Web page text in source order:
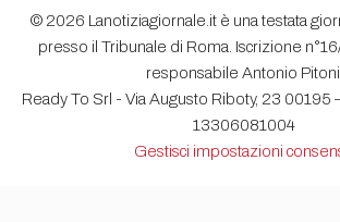
© 2026 Lanotiziagiornale.it è una testata
presso il Tribunale di Roma. Iscrizione
responsabile Antonio
Ready To Srl - Via Augusto Riboty, 23 00195
13306081004
Gestisci impostazioni